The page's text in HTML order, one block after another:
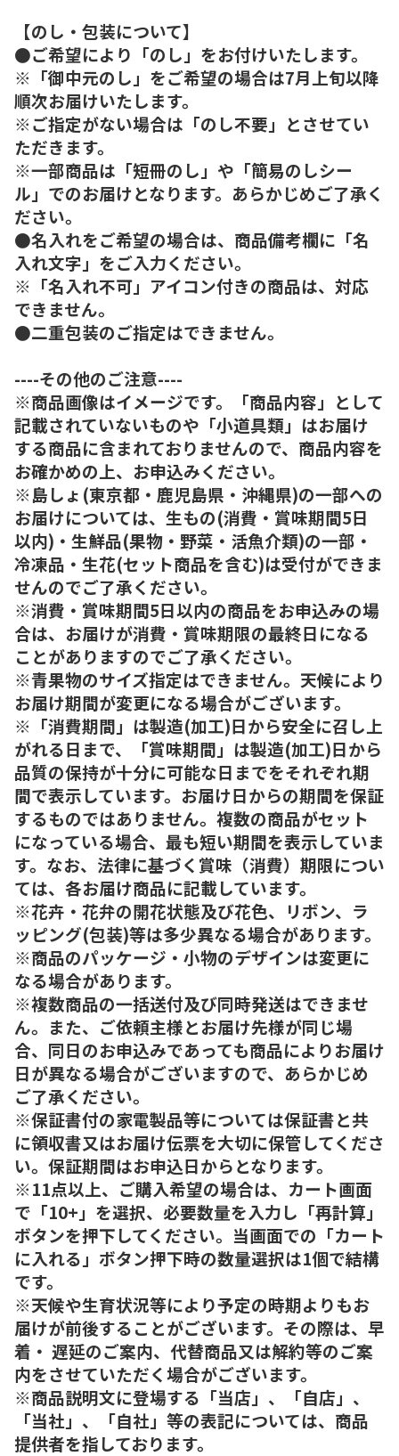
【のし・包装について】
●ご希望により「のし」をお付けいたします。
※「御中元のし」をご希望の場合は7月上旬以降
順次お届けいたします。
※ご指定がない場合は「のし不要」とさせてい
ただきます。
※一部商品は「短冊のし」や「簡易のしシー
ル」でのお届けとなります。あらかじめご了承く
ださい。
●名入れをご希望の場合は、商品備考欄に「名
入れ文字」をご入力ください。
※「名入れ不可」アイコン付きの商品は、対応
できません。
●二重包装のご指定はできません。
----その他のご注意----
※商品画像はイメージです。「商品内容」として
記載されていないものや「小道具類」はお届け
する商品に含まれておりませんので、商品内容を
お確かめの上、お申込みください。
※島しょ(東京都・鹿児島県・沖縄県)の一部への
お届けについては、生もの(消費・賞味期間5日
以内)・生鮮品(果物・野菜・活魚介類)の一部・
冷凍品・生花(セット商品を含む)は受付ができま
せんのでご了承ください。
※消費・賞味期間5日以内の商品をお申込みの場
合は、お届けが消費・賞味期限の最終日になる
ことがありますのでご了承ください。
※青果物のサイズ指定はできません。天候により
お届け期間が変更になる場合がございます。
※「消費期間」は製造(加工)日から安全に召し上
がれる日まで、「賞味期間」は製造(加工)日から
品質の保持が十分に可能な日までをそれぞれ期
間で表示しています。お届け日からの期間を保証
するものではありません。複数の商品がセット
になっている場合、最も短い期間を表示していま
す。なお、法律に基づく賞味（消費）期限につい
ては、各お届け商品に記載しています。
※花卉・花弁の開花状態及び花色、リボン、ラ
ッピング(包装)等は多少異なる場合があります。
※商品のパッケージ・小物のデザインは変更に
なる場合があります。
※複数商品の一括送付及び同時発送はできませ
ん。また、ご依頼主様とお届け先様が同じ場
合、同日のお申込みであっても商品によりお届け
日が異なる場合がございますので、あらかじめ
ご了承ください。
※保証書付の家電製品等については保証書と共
に領収書又はお届け伝票を大切に保管してくださ
い。保証期間はお申込日からとなります。
※11点以上、ご購入希望の場合は、カート画面
で「10+」を選択、必要数量を入力し「再計算」
ボタンを押下してください。当画面での「カート
に入れる」ボタン押下時の数量選択は1個で結構
です。
※天候や生育状況等により予定の時期よりもお
届けが前後することがございます。その際は、早
着・ 遅延のご案内、代替商品又は解約等のご案
内をさせていただく場合がございます。
※商品説明文に登場する「当店」、「自店」、
「当社」、「自社」等の表記については、商品
提供者を指しております。